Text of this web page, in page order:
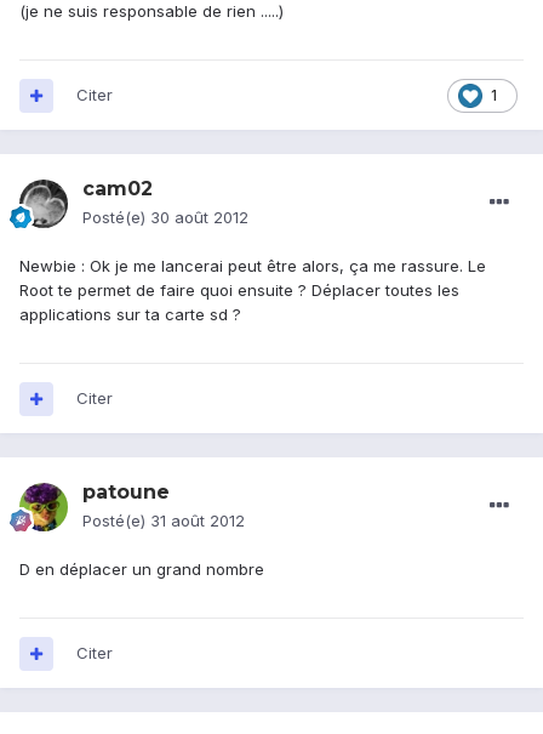
(je ne suis responsable de rien .....)
1
Citer
cam02
Posté(e) 30 août 2012
Newbie : Ok je me lancerai peut être alors, ça me rassure. Le
Root te permet de faire quoi ensuite ? Déplacer toutes les
applications sur ta carte sd ?
Citer
patoune
Posté(e) 31 août 2012
D en déplacer un grand nombre
Citer